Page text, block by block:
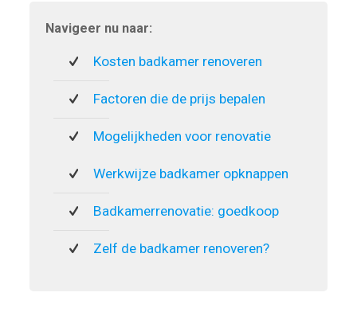
Navigeer nu naar:
Kosten badkamer renoveren
Factoren die de prijs bepalen
Mogelijkheden voor renovatie
Werkwijze badkamer opknappen
Badkamerrenovatie: goedkoop
Zelf de badkamer renoveren?